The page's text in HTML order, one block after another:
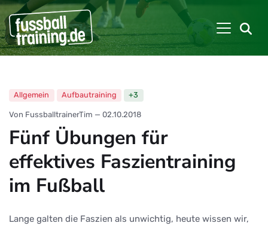
Allgemein Aufbautraining +3
Von FussballtrainerTim — 02.10.2018
Fünf Übungen für
effektives Faszientraining
im Fußball
Lange galten die Faszien als unwichtig, heute wissen wir,